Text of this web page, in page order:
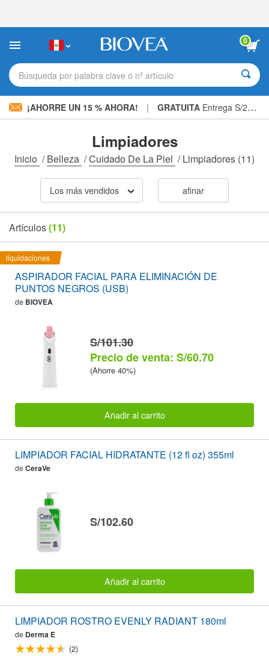
sitio
incluye
sistema
de
0
Búsqueda por palabra clave o nº artículo
¡AHORRE UN 15 % AHORA! | GRATUITA Entrega S/234.00 »
Limpiadores
Inicio /Belleza /Cuidado De La Piel /Limpiadores (11)
Los más vendidos afinar
Artículos(11)
liquidaciones
ASPIRADOR FACIAL PARA ELIMINACIÓN DE
PUNTOS NEGROS (USB)
de BIOVEA
S/101.30
Precio de venta: S/60.70
(Ahorre 40%)
Añadir al carrito
LIMPIADOR FACIAL HIDRATANTE (12 fl oz) 355ml
de CeraVe
S/102.60
Añadir al carrito
LIMPIADOR ROSTRO EVENLY RADIANT 180ml
de Derma E
(2)